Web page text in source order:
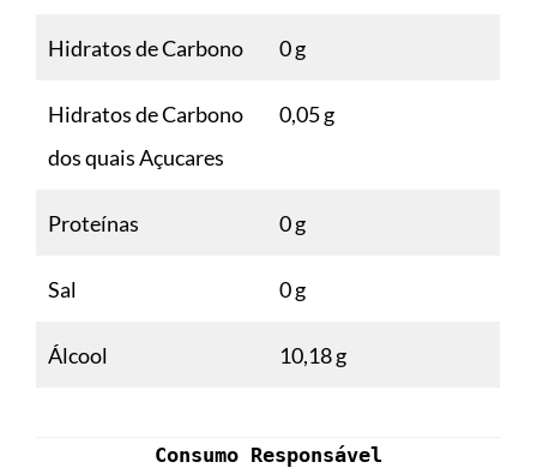
Hidratos de Carbono 0 g
Hidratos de Carbono
dos quais Açucares
0,05 g
Proteínas 0 g
Sal 0 g
Álcool 10,18 g
Consumo Responsável